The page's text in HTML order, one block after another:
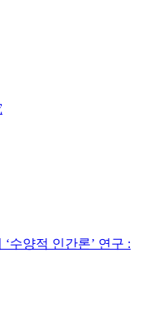
수양적 인간론’ 연구 :